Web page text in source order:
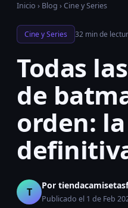
Inicio › Blog ›Cine y Series
Cine y Series 32 min de
Todas
de
orden:
T Por
Publicado el 1 de Feb